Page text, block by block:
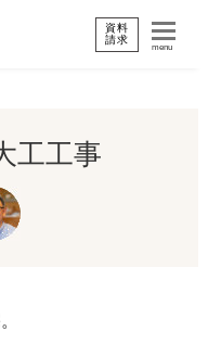
資料
請求
menu
工事